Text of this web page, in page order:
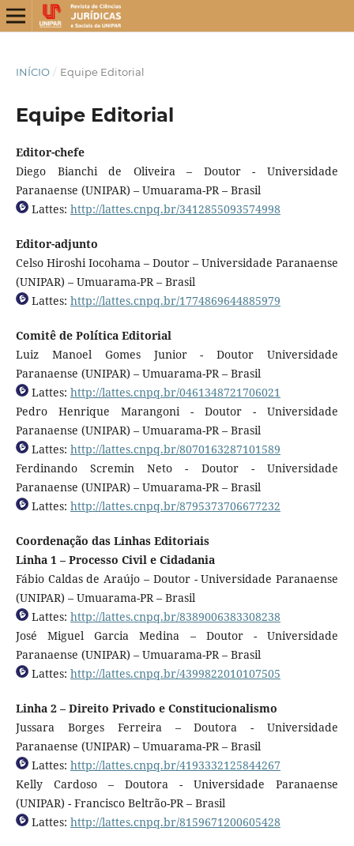
INÍCIO / Equipe Editorial
Equipe Editorial
Editor-chefe
Diego Bianchi de Oliveira – Doutor - Universidade
Paranaense (UNIPAR) – Umuarama-PR – Brasil
Lattes: http://lattes.cnpq.br/3412855093574998
Editor-adjunto
Celso Hiroshi Iocohama – Doutor – Universidade Paranaense
(UNIPAR) – Umuarama-PR – Brasil
Lattes: http://lattes.cnpq.br/1774869644885979
Comitê de Política Editorial
Luiz Manoel Gomes Junior - Doutor Universidade
Paranaense (UNIPAR) – Umuarama-PR – Brasil
Lattes: http://lattes.cnpq.br/0461348721706021
Pedro Henrique Marangoni - Doutor - Universidade
Paranaense (UNIPAR) – Umuarama-PR – Brasil
Lattes: http://lattes.cnpq.br/8070163287101589
Ferdinando Scremin Neto - Doutor - Universidade
Paranaense (UNIPAR) – Umuarama-PR – Brasil
Lattes: http://lattes.cnpq.br/8795373706677232
Coordenação das Linhas Editoriais
Linha 1 – Processo Civil e Cidadania
Fábio Caldas de Araújo – Doutor - Universidade Paranaense
(UNIPAR) – Umuarama-PR – Brasil
Lattes: http://lattes.cnpq.br/8389006383308238
José Miguel Garcia Medina – Doutor - Universidade
Paranaense (UNIPAR) – Umuarama-PR – Brasil
Lattes: http://lattes.cnpq.br/4399822010107505
Linha 2 – Direito Privado e Constitucionalismo
Jussara Borges Ferreira – Doutora - Universidade
Paranaense (UNIPAR) – Umuarama-PR – Brasil
Lattes: http://lattes.cnpq.br/4193332125844267
Kelly Cardoso – Doutora - Universidade Paranaense
(UNIPAR) - Francisco Beltrão-PR – Brasil
Lattes: http://lattes.cnpq.br/8159671200605428